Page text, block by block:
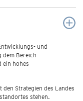
und
Bereich
ein hohes
Strategien des Landes
stehen.